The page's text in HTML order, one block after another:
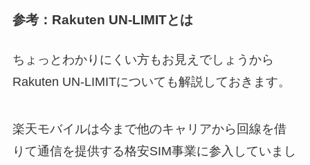
参考：Rakuten UN-LIMITとは
ちょっとわかりにくい方もお見えでしょうから
Rakuten UN-LIMITについても解説しておきます。
楽天モバイルは今まで他のキャリアから回線を借
りて通信を提供する格安SIM事業に参入していまし